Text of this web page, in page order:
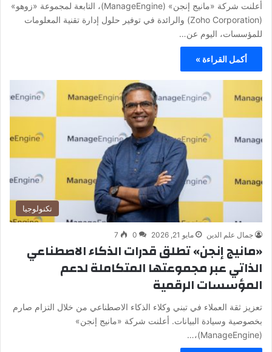
أعلنت شركة «مانيج إنجن» (ManageEngine)، التابعة لمجموعة «زوهو»
(Zoho Corporation) والرائدة في توفير حلول إدارة تقنية المعلومات
للمؤسسات، اليوم عن…
أكمل القراءة »
تكنولوجيا
جمال علم الدين مايو 21, 2026 0
7
«مانيج إنجن» تطلق قدرات الذكاء الاصطناعي
الذاتي عبر مجموعتها المتكاملة لدعم
المؤسسات الرقمية
تعزيز ثقة العملاء في تبني وكلاء الذكاء الاصطناعي من خلال التزام صارم
بخصوصية وسيادة البيانات. أعلنت شركة «مانيج إنجن»
(ManageEngine)،…